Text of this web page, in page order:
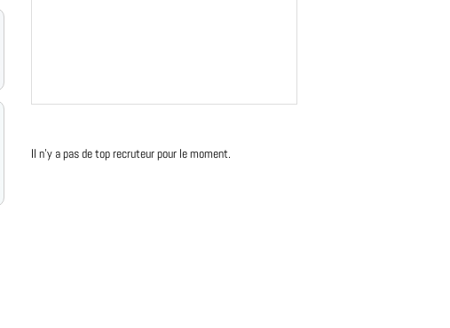
Il n'y a pas de top recruteur pour le moment.